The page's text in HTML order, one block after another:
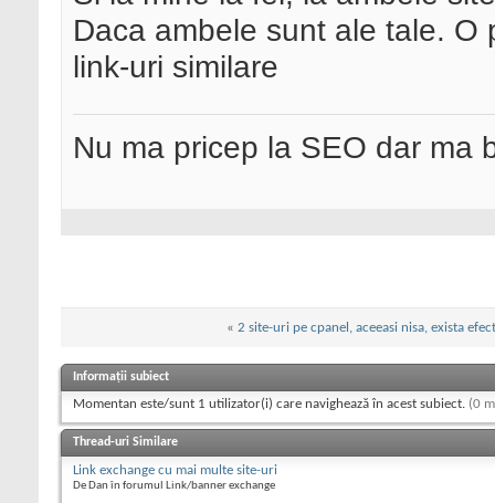
Daca ambele sunt ale tale. O
link-uri similare
Nu ma pricep la SEO dar ma
« 2 site-uri pe cpanel, aceeasi nisa, exista
Informații subiect
Momentan este/sunt 1 utilizator(i) care navighează în acest subiect. (0
Thread-uri Similare
Link exchange cu mai multe site-uri
De Dan în forumul Link/banner exchange